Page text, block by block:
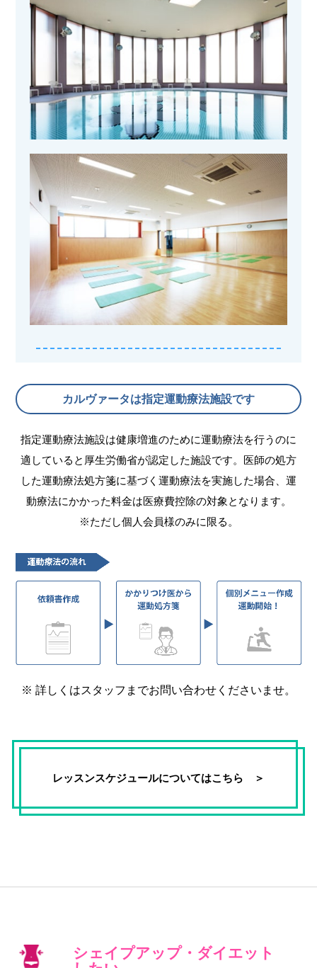
カルヴァータは指定運動療法施設です
指定運動療法施設は健康増進のために運動療法を行うのに
適していると厚生労働省が認定した施設です。医師の処方
した運動療法処方箋に基づく運動療法を実施した場合、 運
動療法にかかった料金は医療費控除の対象となります。
※ただし個人会員様のみに限る。
詳しくはスタッフまでお問い合わせくださいませ。
レッスンスケジュールについてはこちら ＞
シェイプアップ・ダイエット